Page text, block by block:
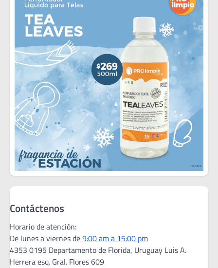
Contáctenos
Horario de atención:
De lunes a viernes de9:00 am a 15:00 pm
4353 0195 Departamento de Florida, Uruguay Luis A.
Herrera esq. Gral. Flores 609